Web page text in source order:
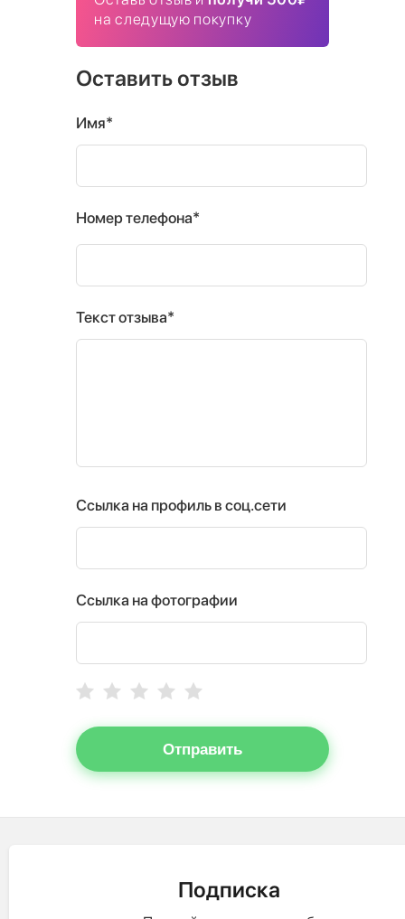
на следущую покупку
Оставить отзыв
Имя*
Номер телефона*
Текст отзыва*
Ссылка на профиль в соц.сети
Ссылка на фотографии
Отправить
Подписка